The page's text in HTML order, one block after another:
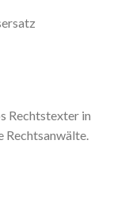
Rechtstexter in
Rechtsanwälte.